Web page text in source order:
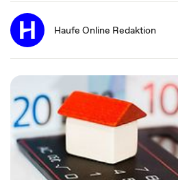
Haufe Online Redaktion